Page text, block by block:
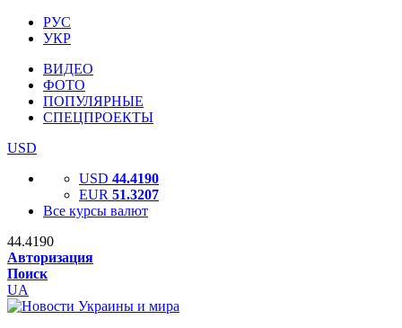
РУС
УКР
ВИДЕО
ФОТО
ПОПУЛЯРНЫЕ
СПЕЦПРОЕКТЫ
USD
USD 44.4190
EUR 51.3207
Все курсы валют
44.4190
Авторизация
Поиск
UA